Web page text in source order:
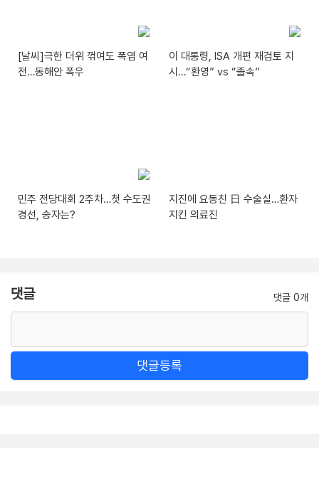
[날씨]극한 더위 꺾여도 폭염 여
전…동해안 폭우
이 대통령, ISA 개편 재검토 지
시…“환영” vs “졸속”
민주 전당대회 2주차…첫 수도권
경선, 승자는?
지진에 요동친 日 수술실…환자
지킨 의료진
댓글 댓글 0개
댓글등록